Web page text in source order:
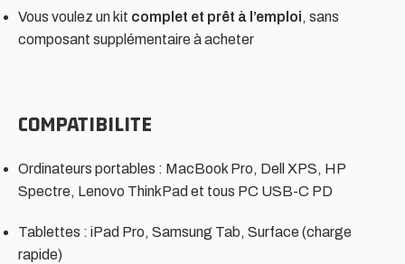
Vous voulez un kit complet et prêt à l’emploi, sans
composant supplémentaire à acheter
COMPATIBILITE
Ordinateurs portables : MacBook Pro, Dell XPS, HP
Spectre, Lenovo ThinkPad et tous PC USB-C PD
Tablettes : iPad Pro, Samsung Tab, Surface (charge
rapide)